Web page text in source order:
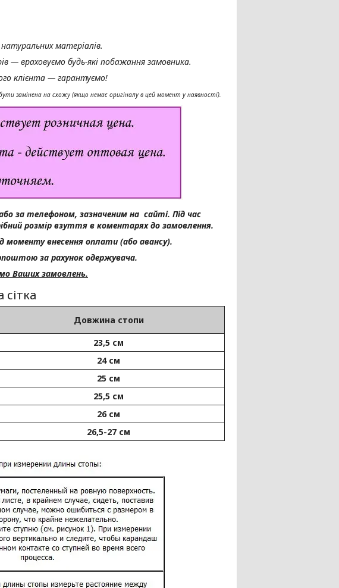
матеріалів.
— враховуємо будь-які побажання замовника.
клієнта — гарантуємо!
замінена на схожу (якщо немає оригіналу в цей момент у наявності).
за телефоном, зазначеним на сайті. Під час
розмір взуття в коментарях до замовлення.
моменту внесення оплати (або авансу).
за рахунок одержувача.
Ваших замовлень.
Довжина стопи
сітка
23,5 см
24 см
25 см
25,5 см
26 см
26,5-27 см